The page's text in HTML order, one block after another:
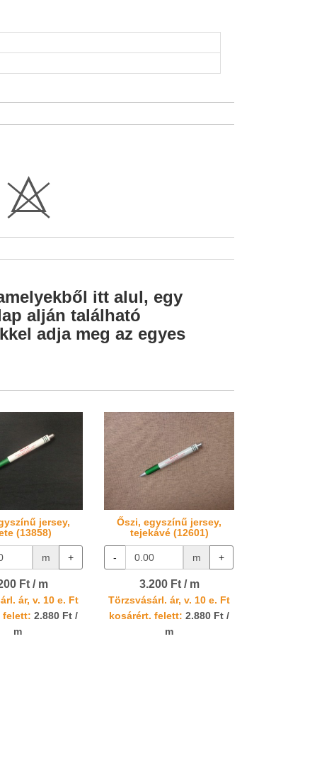
H
itt alul, egy
alján található
adja meg az egyes
jersey,
(13858)
m +
Ft / m
ár, v. 10 e. Ft
felett: 2.880 Ft /
m
Őszi, egyszínű jersey,
tejekávé (12601)
- m +
3.200 Ft / m
Törzsvásárl. ár, v. 10 e. Ft
kosárért. felett: 2.880 Ft /
m